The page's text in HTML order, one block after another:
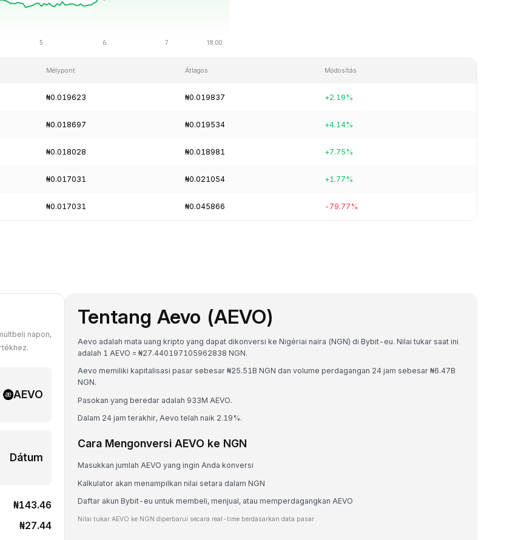
Mélypont Átlagos Módosítás
₦0.019623 ₦0.019837 +2.19%
₦0.018697 ₦0.019534 +4.14%
₦0.018028 ₦0.018981 +7.75%
₦0.017031 ₦0.021054 +1.77%
₦0.017031 ₦0.045866 -79.77%
napon,
AEVO
Dátum
₦143.46
₦27.44
Tentang Aevo (AEVO)
Aevo adalah mata uang kripto yang dapat dikonversi ke Nigériai naira (NGN) di Bybit-eu. Nilai tukar saat ini
adalah 1 AEVO = ₦27.440197105962838 NGN.
Aevo memiliki kapitalisasi pasar sebesar ₦25.51B NGN dan volume perdagangan 24 jam sebesar ₦6.47B
NGN.
Pasokan yang beredar adalah 933M AEVO.
Dalam 24 jam terakhir, Aevo telah naik 2.19%.
Cara Mengonversi AEVO ke NGN
Masukkan jumlah AEVO yang ingin Anda konversi
Kalkulator akan menampilkan nilai setara dalam NGN
Daftar akun Bybit-eu untuk membeli, menjual, atau memperdagangkan AEVO
Nilai tukar AEVO ke NGN diperbarui secara real-time berdasarkan data pasar.